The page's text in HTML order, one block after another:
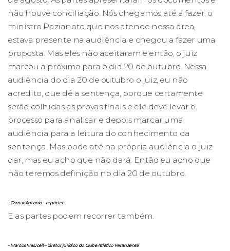
não houve conciliação. Nós chegamos até a fazer, o
ministro Pazianoto que nos atende nessa área,
estava presente na audiência e chegou a fazer uma
proposta. Mas eles não aceitaram e então, o juiz
marcou a próxima para o dia 20 de outubro. Nessa
audiência do dia 20 de outubro o juiz, eu não
acredito, que dê a sentença, porque certamente
serão colhidas as provas finais e ele deve levar o
processo para analisar e depois marcar uma
audiência para a leitura do conhecimento da
sentença. Mas pode até na própria audiência o juiz
dar, mas eu acho que não dará. Então eu acho que
não teremos definição no dia 20 de outubro.
– Osmar Antonio – repórter:
E as partes podem recorrer também.
– Marcos Malucelli – diretor jurídico do Clube Atlético Paranaense